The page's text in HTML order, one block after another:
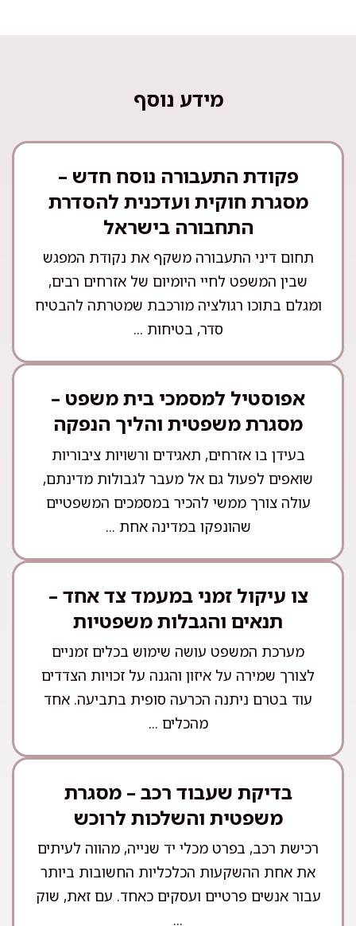
מידע נוסף
פקודת התעבורה נוסח חדש –
מסגרת חוקית ועדכנית להסדרת
התחבורה בישראל
תחום דיני התעבורה משקף את נקודת המפגש
שבין המשפט לחיי היומיום של אזרחים רבים,
ומגלם בתוכו רגולציה מורכבת שמטרתה להבטיח
סדר, בטיחות ...
אפוסטיל למסמכי בית משפט –
מסגרת משפטית והליך הנפקה
בעידן בו אזרחים, תאגידים ורשויות ציבוריות
שואפים לפעול גם אל מעבר לגבולות מדינתם,
עולה צורך ממשי להכיר במסמכים המשפטיים
שהונפקו במדינה אחת ...
צו עיקול זמני במעמד צד אחד –
תנאים והגבלות משפטיות
מערכת המשפט עושה שימוש בכלים זמניים
לצורך שמירה על איזון והגנה על זכויות הצדדים
עוד בטרם ניתנה הכרעה סופית בתביעה. אחד
מהכלים ...
בדיקת שעבוד רכב – מסגרת
משפטית והשלכות לרוכש
רכישת רכב, בפרט מכלי יד שנייה, מהווה לעיתים
את אחת ההשקעות הכלכליות החשובות ביותר
עבור אנשים פרטיים ועסקים כאחד. עם זאת, שוק
...